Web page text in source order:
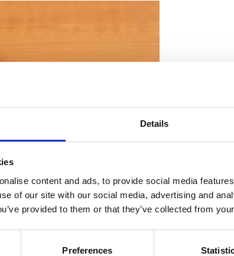
Details
content and ads, to provide social media
of our site with our social media, advertising and
provided to them or that they’ve collected from
Preferences